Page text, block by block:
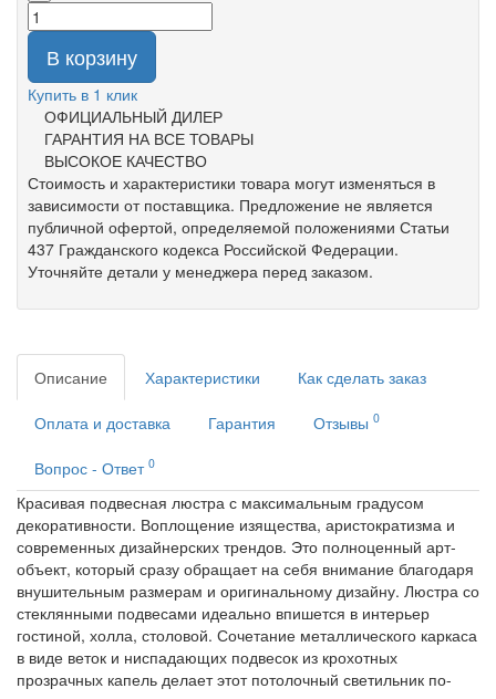
В корзину
Купить в 1 клик
ОФИЦИАЛЬНЫЙ ДИЛЕР
ГАРАНТИЯ НА ВСЕ ТОВАРЫ
ВЫСОКОЕ КАЧЕСТВО
Стоимость и характеристики товара могут изменяться в
зависимости от поставщика. Предложение не является
публичной офертой, определяемой положениями Статьи
437 Гражданского кодекса Российской Федерации.
Уточняйте детали у менеджера перед заказом.
Описание Характеристики Как сделать заказ
Оплата и доставка Гарантия Отзывы 0
Вопрос - Ответ 0
Красивая подвесная люстра с максимальным градусом
декоративности. Воплощение изящества, аристократизма и
современных дизайнерских трендов. Это полноценный арт-
объект, который сразу обращает на себя внимание благодаря
внушительным размерам и оригинальному дизайну. Люстра со
стеклянными подвесами идеально впишется в интерьер
гостиной, холла, столовой. Сочетание металлического каркаса
в виде веток и ниспадающих подвесок из крохотных
прозрачных капель делает этот потолочный светильник по-